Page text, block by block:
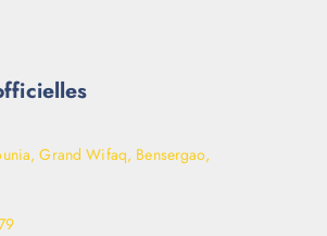
Grand Wifaq, Bensergao,